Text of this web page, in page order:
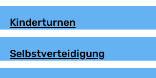
Kinderturnen
Selbstverteidigung